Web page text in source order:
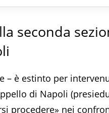
seconda
– è estinto per
di Napoli
procedere» nei